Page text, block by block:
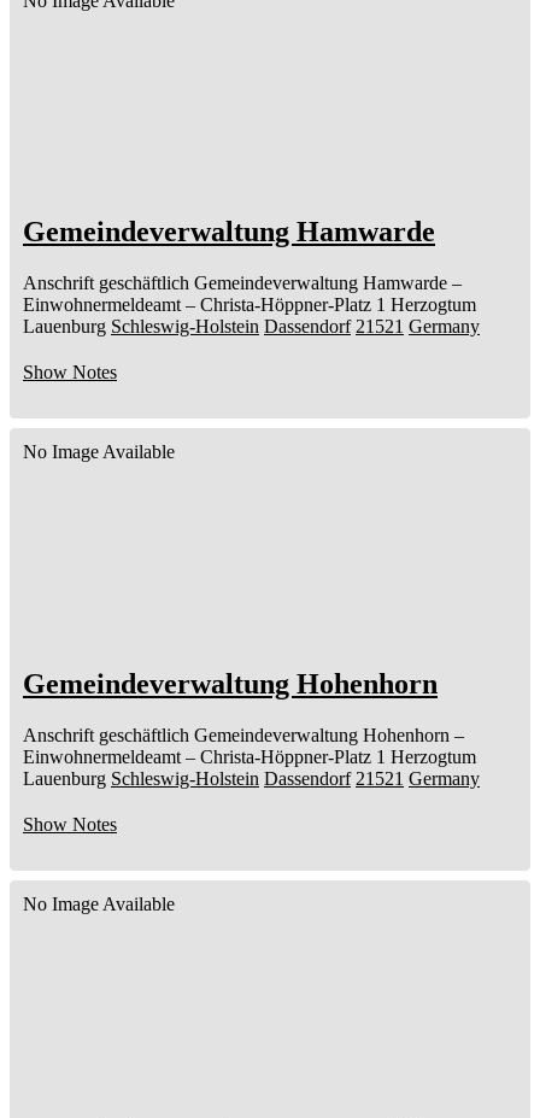
Gemeindeverwaltung Hamwarde
Anschrift geschäftlich Gemeindeverwaltung Hamwarde –
Einwohnermeldeamt – Christa-Höppner-Platz 1 Herzogtum
Lauenburg Schleswig-Holstein Dassendorf 21521 Germany
Show Notes
No Image Available
Gemeindeverwaltung Hohenhorn
Anschrift geschäftlich Gemeindeverwaltung Hohenhorn –
Einwohnermeldeamt – Christa-Höppner-Platz 1 Herzogtum
Lauenburg Schleswig-Holstein Dassendorf 21521 Germany
Show Notes
No Image Available